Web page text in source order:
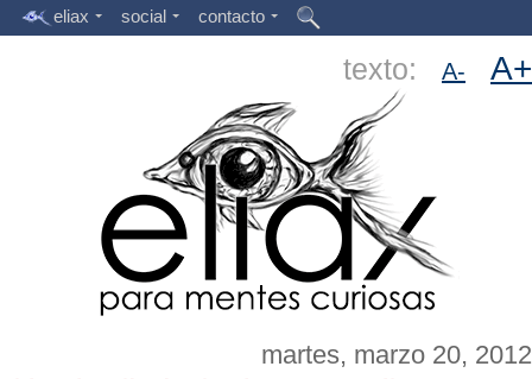
eliax social contacto
texto: A- A+
martes, marzo 20, 2012